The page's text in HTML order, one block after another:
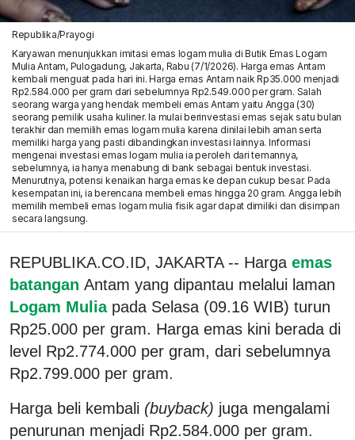
Republika/Prayogi
Karyawan menunjukkan imitasi emas logam mulia di Butik Emas Logam
Mulia Antam, Pulogadung, Jakarta, Rabu (7/1/2026). Harga emas Antam
kembali menguat pada hari ini. Harga emas Antam naik Rp35.000 menjadi
Rp2.584.000 per gram dari sebelumnya Rp2.549.000 per gram. Salah
seorang warga yang hendak membeli emas Antam yaitu Angga (30)
seorang pemilik usaha kuliner. Ia mulai berinvestasi emas sejak satu bulan
terakhir dan memilih emas logam mulia karena dinilai lebih aman serta
memiliki harga yang pasti dibandingkan investasi lainnya. Informasi
mengenai investasi emas logam mulia ia peroleh dari temannya,
sebelumnya, ia hanya menabung di bank sebagai bentuk investasi.
Menurutnya, potensi kenaikan harga emas ke depan cukup besar. Pada
kesempatan ini, ia berencana membeli emas hingga 20 gram. Angga lebih
memilih membeli emas logam mulia fisik agar dapat dimiliki dan disimpan
secara langsung.
REPUBLIKA.CO.ID, JAKARTA -- Harga emas
batangan Antam yang dipantau melalui laman
Logam Mulia pada Selasa (09.16 WIB) turun
Rp25.000 per gram. Harga emas kini berada di
level Rp2.774.000 per gram, dari sebelumnya
Rp2.799.000 per gram.
Harga beli kembali (buyback) juga mengalami
penurunan menjadi Rp2.584.000 per gram.